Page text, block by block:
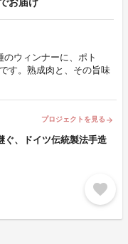
ウィンナーに、ポト
す。熟成肉と、その旨味
プロジェクトを見る arrow_forward
ぐ、ドイツ伝統製法手造
favorite